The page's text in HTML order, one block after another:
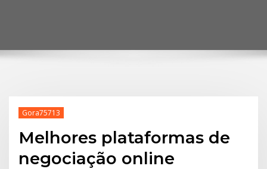
Gora75713
Melhores plataformas de
negociação online